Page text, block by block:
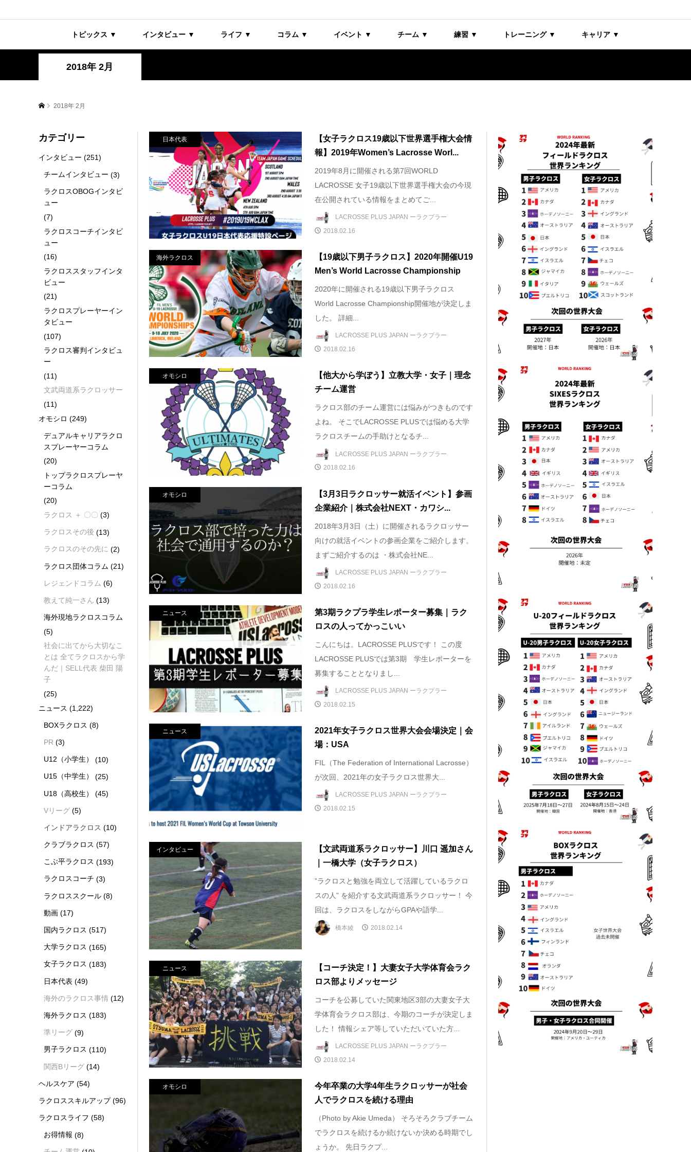
トピックス ▼ インタビュー ▼ ライフ ▼ コラム ▼ イベント ▼ チーム ▼ 練習 ▼ トレーニング ▼ キャリア ▼
2018年 2月
2018年 2月
日本代表
【女子ラクロス19歳以下世界選手権大会情
報】2019年Women’s Lacrosse Worl...
2019年8月に開催される第7回WORLD
LACROSSE 女子19歳以下世界選手権大会の今現
在公開されている情報をまとめてご...
LACROSSE PLUS JAPAN ーラクプラー
2018.02.16
海外ラクロス
【19歳以下男子ラクロス】2020年開催U19
Men’s World Lacrosse Championship
2020年に開催される19歳以下男子ラクロス
World Lacrosse Championship開催地が決定しま
した。 詳細...
LACROSSE PLUS JAPAN ーラクプラー
2018.02.16
オモシロ
【他大から学ぼう】立教大学・女子｜理念
チーム運営
ラクロス部のチーム運営には悩みがつきものです
よね。 そこでLACROSSE PLUSでは悩める大学
ラクロスチームの手助けとなるチ...
LACROSSE PLUS JAPAN ーラクプラー
2018.02.16
オモシロ
【3月3日ラクロッサー就活イベント】参画
企業紹介｜株式会社NEXT・カワシ...
2018年3月3日（土）に開催されるラクロッサー
向けの就活イベントの参画企業をご紹介します。
まずご紹介するのは ・株式会社NE...
LACROSSE PLUS JAPAN ーラクプラー
2018.02.16
ニュース
第3期ラクプラ学生レポーター募集｜ラク
ロスの人ってかっこいい
こんにちは。LACROSSE PLUSです！ この度
LACROSSE PLUSでは第3期 学生レポーターを
募集することとなりまし...
LACROSSE PLUS JAPAN ーラクプラー
2018.02.15
ニュース
2021年女子ラクロス世界大会会場決定｜会
場：USA
FIL（The Federation of International Lacrosse）
が次回、2021年の女子ラクロス世界大...
LACROSSE PLUS JAPAN ーラクプラー
2018.02.15
インタビュー
【文武両道系ラクロッサー】川口 遥加さん
｜一橋大学（女子ラクロス）
”ラクロスと勉強を両立して活躍しているラクロ
スの人” を紹介する文武両道系ラクロッサー！ 今
回は、ラクロスをしながらGPAや語学...
橋本綾 2018.02.14
ニュース
【コーチ決定！】大妻女子大学体育会ラク
ロス部よりメッセージ
コーチを公募していた関東地区3部の大妻女子大
学体育会ラクロス部は、今期のコーチが決定しま
した！ 情報シェア等していただいていた方...
LACROSSE PLUS JAPAN ーラクプラー
2018.02.14
オモシロ
今年卒業の大学4年生ラクロッサーが社会
人でラクロスを続ける理由
（Photo by Akie Umeda） そろそろクラブチーム
でラクロスを続けるか続けないか決める時期でし
ょうか。 先日ラクプ...
カテゴリー
インタビュー (251)
チームインタビュー (3)
ラクロスOBOGインタビ
ュー
(7)
ラクロスコーチインタビ
ュー
(16)
ラクロススタッフインタ
ビュー
(21)
ラクロスプレーヤーイン
タビュー
(107)
ラクロス審判インタビュ
ー
(11)
文武両道系ラクロッサー
(11)
オモシロ (249)
デュアルキャリアラクロ
スプレーヤーコラム
(20)
トップラクロスプレーヤ
ーコラム
(20)
ラクロス ＋ 〇〇 (3)
ラクロスその後 (13)
ラクロスのその先に (2)
ラクロス団体コラム (21)
レジェンドコラム (6)
教えて純一さん (13)
海外現地ラクロスコラム
(5)
社会に出てから大切なこ
とは 全てラクロスから学
んだ｜SELL代表 柴田 陽
子
(25)
ニュース (1,222)
BOXラクロス (8)
PR (3)
U12（小学生） (10)
U15（中学生） (25)
U18（高校生） (45)
Vリーグ (5)
インドアラクロス (10)
クラブラクロス (57)
こぶ平ラクロス (193)
ラクロスコーチ (3)
ラクロススクール (8)
動画 (17)
国内ラクロス (517)
大学ラクロス (165)
女子ラクロス (183)
日本代表 (49)
海外のラクロス事情 (12)
海外ラクロス (183)
準リーグ (9)
男子ラクロス (110)
関西Bリーグ (14)
ヘルスケア (54)
ラクロススキルアップ(96)
ラクロスライフ (58)
お得情報 (8)